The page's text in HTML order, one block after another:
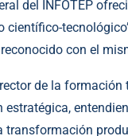
del INFOTEP
con el
de la